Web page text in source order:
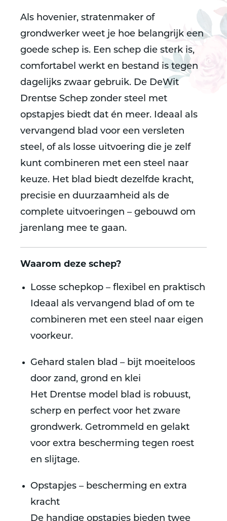
Als hovenier, stratenmaker of
grondwerker weet je hoe belangrijk een
goede schep is. Een schep die sterk is,
comfortabel werkt en bestand is tegen
dagelijks zwaar gebruik. De DeWit
Drentse Schep zonder steel met
opstapjes biedt dat én meer. Ideaal als
vervangend blad voor een versleten
steel, of als losse uitvoering die je zelf
kunt combineren met een steel naar
keuze. Het blad biedt dezelfde kracht,
precisie en duurzaamheid als de
complete uitvoeringen – gebouwd om
jarenlang mee te gaan.
Waarom deze schep?
Losse schepkop – flexibel en praktisch
Ideaal als vervangend blad of om te
combineren met een steel naar eigen
voorkeur.
Gehard stalen blad – bijt moeiteloos
door zand, grond en klei
Het Drentse model blad is robuust,
scherp en perfect voor het zware
grondwerk. Getrommeld en gelakt
voor extra bescherming tegen roest
en slijtage.
Opstapjes – bescherming en extra
kracht
De handige opstapjes bieden twee